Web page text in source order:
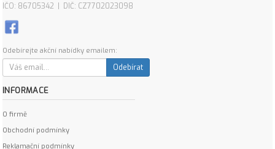
IČO: 86705342 | DIČ: CZ7702023098
Odebírejte akční nabídky emailem:
Odebírat
INFORMACE
O firmě
Obchodní podmínky
Reklamační podmínky